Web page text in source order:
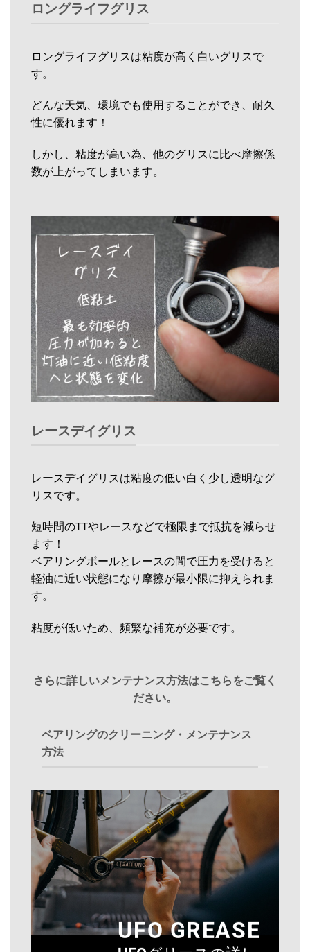
ロングライフグリス
ロングライフグリスは粘度が高く白いグリスで
す。
どんな天気、環境でも使用することができ、耐久
性に優れます！
しかし、粘度が高い為、他のグリスに比べ摩擦係
数が上がってしまいます。
レースデイグリス
レースデイグリスは粘度の低い白く少し透明なグ
リスです。
短時間のTTやレースなどで極限まで抵抗を減らせ
ます！
ベアリングボールとレースの間で圧力を受けると
軽油に近い状態になり摩擦が最小限に抑えられま
す。
粘度が低いため、頻繁な補充が必要です。
さらに詳しいメンテナンス方法はこちらをご覧く
ださい。
ベアリングのクリーニング・メンテナンス
方法
UFO GREASE